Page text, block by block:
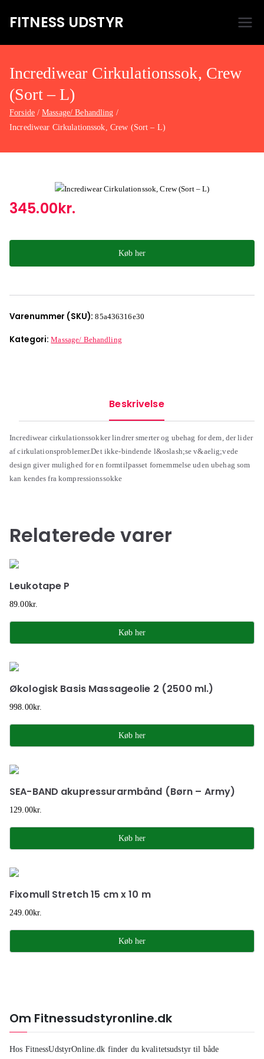
FITNESS UDSTYR
Incrediwear Cirkulationssok, Crew
(Sort – L)
Forside
Massage/ Behandling
Incrediwear Cirkulationssok, Crew (Sort – L)
345.00kr.
Køb her
Varenummer (SKU):85a436316e30
Kategori:Massage/ Behandling
Beskrivelse
Incrediwear cirkulationssokker lindrer smerter og ubehag for dem, der lider
af cirkulationsproblemer.Det ikke-bindende l&oslash;se v&aelig;vede
design giver mulighed for en formtilpasset fornemmelse uden ubehag som
kan kendes fra kompressionssokke
Relaterede varer
Leukotape P
89.00kr.
Køb her
Økologisk Basis Massageolie 2 (2500 ml.)
998.00kr.
Køb her
SEA-BAND akupressurarmbånd (Børn – Army)
129.00kr.
Køb her
Fixomull Stretch 15 cm x 10 m
249.00kr.
Køb her
Om Fitnessudstyronline.dk
Hos FitnessUdstyrOnline.dk finder du kvalitetsudstyr til både